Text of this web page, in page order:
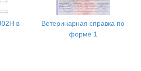
в
Ветеринарная справка по
форме 1